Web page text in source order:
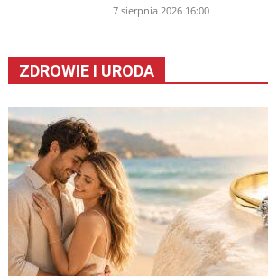
7 sierpnia 2026 16:00
ZDROWIE I URODA